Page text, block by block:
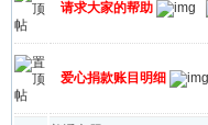
请求大家的帮助
爱心捐款账目明细